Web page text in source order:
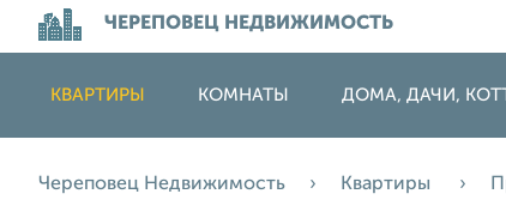
ЧЕРЕПОВЕЦ НЕДВИЖИМОСТЬ
КВАРТИРЫ КОМНАТЫ ДОМА, ДАЧИ,
Череповец Недвижимость Квартиры